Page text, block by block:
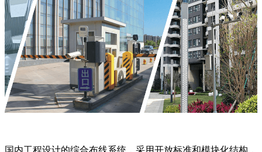
国内工程设计的综合布线系统，采用开放标准和模块化结构，